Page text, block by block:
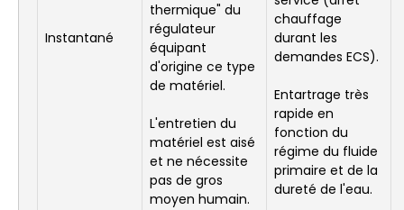
Instantané
thermique" du
régulateur
équipant
d'origine ce type
de matériel.
L'entretien du
matériel est aisé
et ne nécessite
pas de gros
moyen humain.
chauffage
durant les
demandes ECS).
Entartrage très
rapide en
fonction du
régime du fluide
primaire et de la
dureté de l'eau.